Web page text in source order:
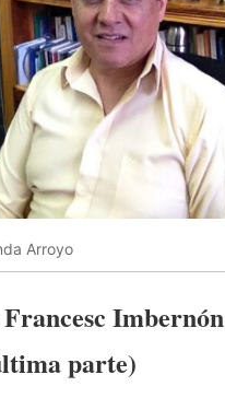
Arroyo
Imbernón
parte)